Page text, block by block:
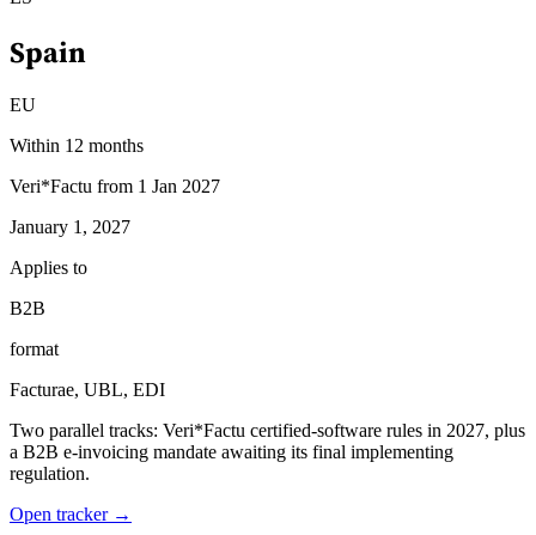
Spain
EU
Within 12 months
Veri*Factu from 1 Jan 2027
January 1, 2027
Applies to
B2B
format
Facturae, UBL, EDI
Two parallel tracks: Veri*Factu certified-software rules in 2027, plus
a B2B e-invoicing mandate awaiting its final implementing
regulation.
Open tracker →